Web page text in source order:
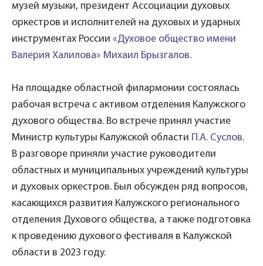
музей музыки, президент Ассоциации духовых
оркестров и исполнителей на духовых и ударных
инструментах России «Духовое общество имени
Валерия Халилова» Михаил Брызгалов.
На площадке областной филармонии состоялась
рабочая встреча с активом отделения Калужского
духового общества. Во встрече принял участие
Министр культуры Калужской области П.А. Суслов.
В разговоре приняли участие руководители
областных и муниципальных учреждений культуры
и духовых оркестров. Был обсужден ряд вопросов,
касающихся развития Калужского регионального
отделения Духового общества, а также подготовка
к проведению духового фестиваля в Калужской
области в 2023 году.